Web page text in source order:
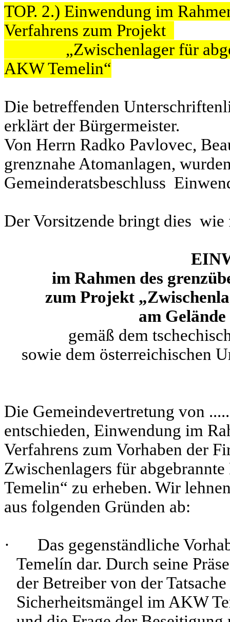
TOP. 2.) Einwendung im
Verfahrens zum Projekt
„Zwischenlager für
AKW Temelin“
Die betreffenden
erklärt der Bürgermeister.
Von Herrn Radko Pavlovec,
grenznahe Atomanlagen,
Gemeinderatsbeschluss
Der Vorsitzende bringt dies
im Rahmen des
zum Projekt
am
gemäß dem
sowie dem österreichischen
Die Gemeindevertretung von
entschieden, Einwendung im
Verfahrens zum Vorhaben der
Zwischenlagers für
Temelin“ zu erheben. Wir
aus folgenden Gründen ab:
·
Das gegenständliche
Temelín dar. Durch seine
der Betreiber von der
Sicherheitsmängel im AKW